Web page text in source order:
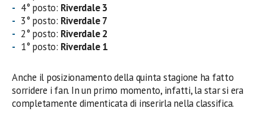
4° posto: Riverdale 3
3° posto: Riverdale 7
2° posto: Riverdale 2
1° posto: Riverdale 1
Anche il posizionamento della quinta stagione ha fatto
sorridere i fan. In un primo momento, infatti, la star si era
completamente dimenticata di inserirla nella classifica.